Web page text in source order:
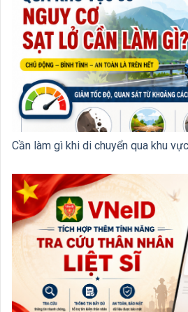
Cần làm gì khi di chuyển qua khu